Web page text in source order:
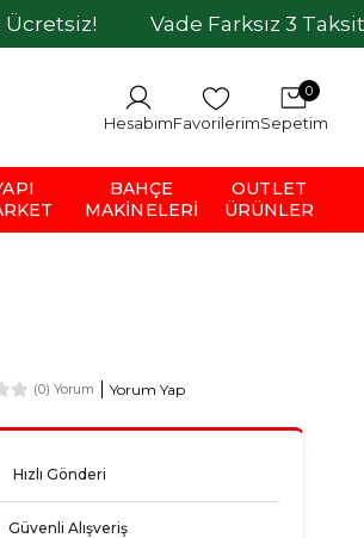
Vade Farksız 3 Taksit İmkanı
HesabımFavorilerim
0
Sepetim
BAHÇE
MAKINELERI
OUTLET
ÜRÜNLER
(0) Yorum Yorum Yap
Hızlı Gönderi
Güvenli Alışveriş